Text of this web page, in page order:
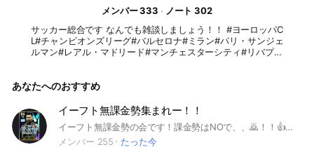
メンバー 333
ノート 302
サッカー総合です なんでも雑談しましょう！！ #ヨーロッパC
L#チャンピオンズリーグ#バルセロナ#ミラン#パリ・サンジェ
ルマン#レアル・マドリード#マンチェスターシティ#リバプー
あなたへのおすすめ
イーフト無課金勢集まれー！！
イーフト無課金勢の会です！課金勢はNOで、、🙇！！👍☺️ スカッド相談、フレンド対戦、トーナメント大会など！ もちろん雑談も🙆‍♂️ みんなでイーフトを楽しもう❗️ 数ヶ月前に突然蹴られてしまった人達、 あの時は本当にごめんなさい🙇‍♂️ できるだけ再参加許可し直しました！ ぜひ戻って来て〜！！ #e football #イーフットボール #イーフト #フレマ #スカッド
メンバー 255
たった今